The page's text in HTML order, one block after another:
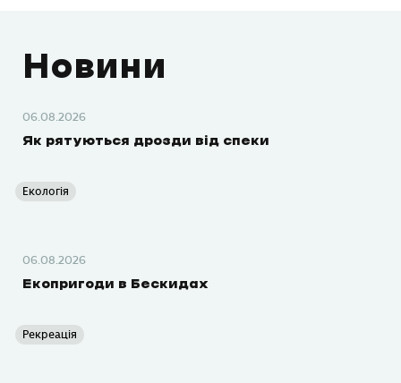
Новини
06.08.2026
Як рятуються дрозди від спеки
Екологія
06.08.2026
Екопригоди в Бескидах
Рекреація